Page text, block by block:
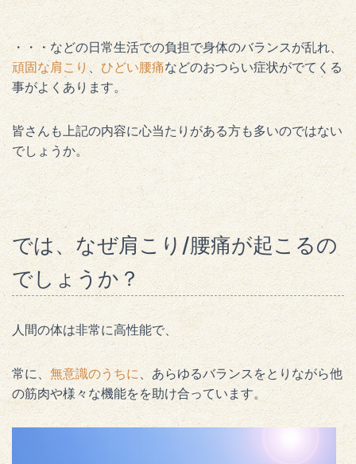
・・・などの日常生活での負担で身体のバランスが乱れ、
頑固な肩こり、 ひどい腰痛などのおつらい症状がでてくる
事がよくあります。
皆さんも上記の内容に心当たりがある方も多いのではない
でしょうか。
では、なぜ肩こり/腰痛が起こるの
でしょうか？
人間の体は非常に高性能で、
常に、 無意識のうちに 、あらゆるバランスをとりながら他
の筋肉や様々な機能をを助け合っています。